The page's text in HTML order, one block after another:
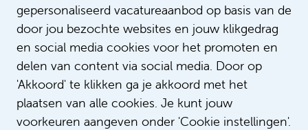
gepersonaliseerd vacatureaanbod op basis van de
door jou bezochte websites en jouw klikgedrag
en social media cookies voor het promoten en
delen van content via social media. Door op
'Akkoord' te klikken ga je akkoord met het
plaatsen van alle cookies. Je kunt jouw
voorkeuren aangeven onder 'Cookie instellingen'.